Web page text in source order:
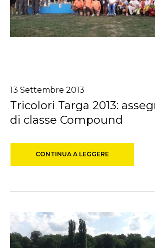
13 Settembre 2013
Tricolori Targa 2013:
di classe Compound
CONTINUA A LEGGERE